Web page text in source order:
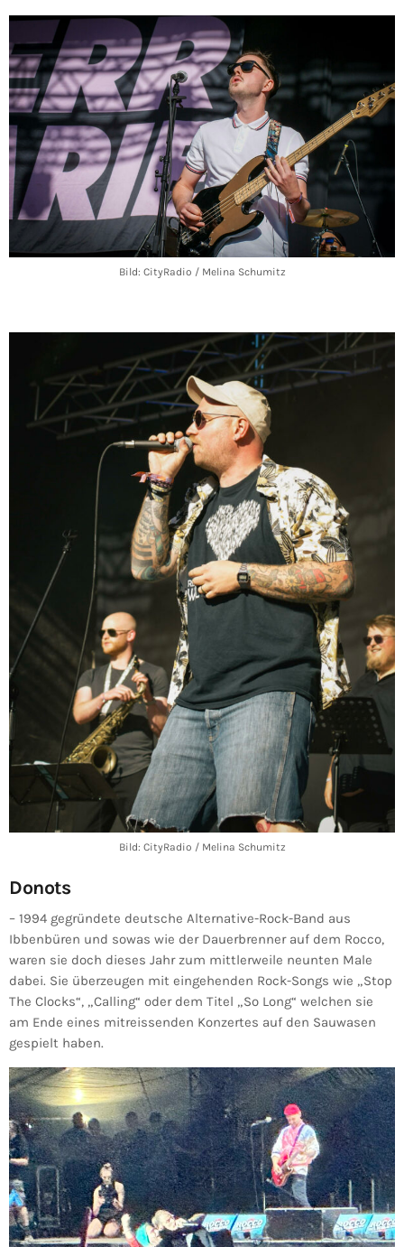
Bild: CityRadio / Melina Schumitz
Bild: CityRadio / Melina Schumitz
Donots
– 1994 gegründete deutsche Alternative-Rock-Band aus
Ibbenbüren und sowas wie der Dauerbrenner auf dem Rocco,
waren sie doch dieses Jahr zum mittlerweile neunten Male
dabei. Sie überzeugen mit eingehenden Rock-Songs wie „Stop
The Clocks“, „Calling“ oder dem Titel „So Long“ welchen sie
am Ende eines mitreissenden Konzertes auf den Sauwasen
gespielt haben.